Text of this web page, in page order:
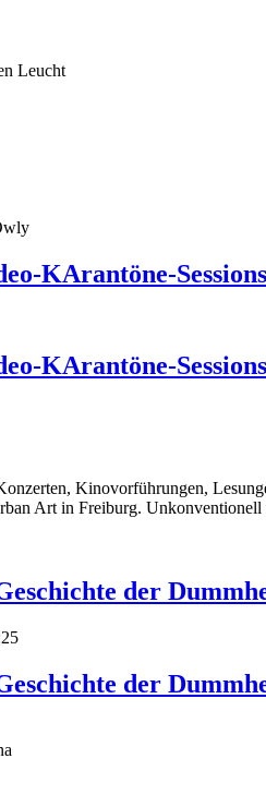
Leucht
KArantöne-
KArantöne-
Kinovorführungen,
Art in Freiburg.
der
der